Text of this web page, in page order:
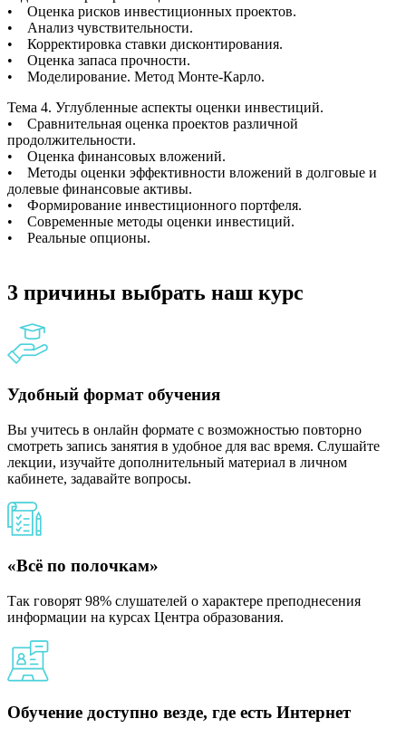
• Оценка рисков инвестиционных проектов.
• Анализ чувствительности.
• Корректировка ставки дисконтирования.
• Оценка запаса прочности.
• Моделирование. Метод Монте-Карло.
Тема 4. Углубленные аспекты оценки инвестиций.
• Сравнительная оценка проектов различной
продолжительности.
• Оценка финансовых вложений.
• Методы оценки эффективности вложений в долговые и
долевые финансовые активы.
• Формирование инвестиционного портфеля.
• Современные методы оценки инвестиций.
• Реальные опционы.
3 причины выбрать наш курс
Удобный формат обучения
Вы учитесь в онлайн формате с возможностью повторно
смотреть запись занятия в удобное для вас время. Слушайте
лекции, изучайте дополнительный материал в личном
кабинете, задавайте вопросы.
«Всё по полочкам»
Так говорят 98% слушателей о характере преподнесения
информации на курсах Центра образования.
Обучение доступно везде, где есть Интернет